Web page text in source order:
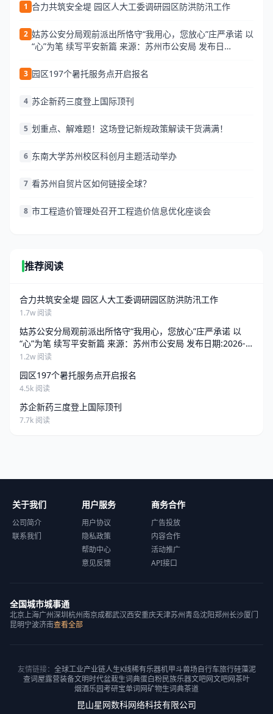
1 合力共筑安全堤 园区人大工委调研园区防洪防汛工作
2 姑苏公安分局观前派出所恪守“我用心，您放心”庄严承诺 以
“心”为笔 续写平安新篇 来源：苏州市公安局 发布日
3 园区197个暑托服务点开启报名
4 苏企新药三度登上国际顶刊
5 划重点、解难题！这场登记新规政策解读干货满满！
6 东南大学苏州校区科创月主题活动举办
7 看苏州自贸片区如何链接全球？
8 市工程造价管理处召开工程造价信息优化座谈会
推荐阅读
合力共筑安全堤 园区人大工委调研园区防洪防汛工作
1.7w 阅读
姑苏公安分局观前派出所恪守“我用心，您放心”庄严承诺 以
“心”为笔 续写平安新篇 来源：苏州市公安局 发布日期:2026-
06-25 13:34 访问量:
1.2w 阅读
园区197个暑托服务点开启报名
4.5k 阅读
苏企新药三度登上国际顶刊
7.7k 阅读
关于我们
公司简介
联系我们
用户服务
用户协议
隐私政策
帮助中心
意见反馈
商务合作
广告投放
内容合作
活动推广
API接口
全国城市城事通
北京上海广州深圳杭州南京成都武汉西安重庆天津苏州青岛沈阳郑州长沙厦门
昆明宁波济南查看全部
友情链接： 全球工业产业链人生K线稀有乐器机甲斗兽场自行车旅行硅藻泥
查词屋露营装备文明时代盆栽生词典蛋白粉民族乐器文吧网文吧网茶叶
烟酒乐园考研宝单词网矿物生词典茶道
昆山星网数科网络科技有限公司